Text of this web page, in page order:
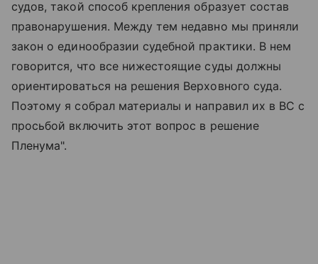
судов, такой способ крепления образует состав
правонарушения. Между тем недавно мы приняли
закон о единообразии судебной практики. В нем
говорится, что все нижестоящие суды должны
ориентироваться на решения Верховного суда.
Поэтому я собрал материалы и направил их в ВС с
просьбой включить этот вопрос в решение
Пленума".